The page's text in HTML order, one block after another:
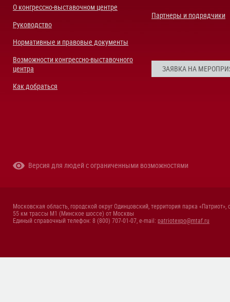
О конгрессно-выставочном центре
Руководство
Нормативные и правовые документы
Возможности конгрессно-выставочного
центра
Как добраться
Партнеры и подрядчики
ЗАЯВКА НА
Версия для людей с ограниченными возможностями
Московская область, городской округ Одинцовский, территория парка «Патриот»,
55 км трассы М1 (Минское шоссе) от Москвы
Единый справочный телефон: 8 (800) 707-01-07, e-mail: patriotexpo@mtaf.ru